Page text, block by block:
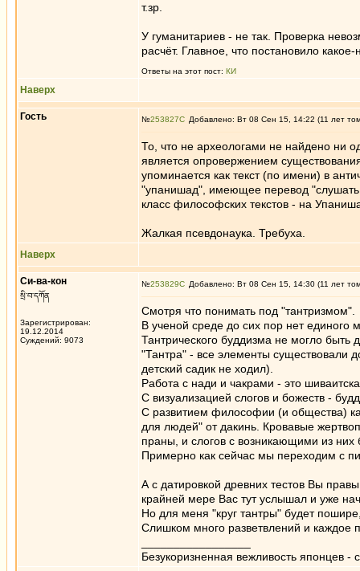
т.зр.
У гуманитариев - не так. Проверка
расчёт. Главное, что постановило
Ответы на этот пост: КИ
Наверх
Гость №253827 Добавлено: Вт 08 Сен 15, 14:22 (11 лет
То, что не археологами не найдено ни
является опровержением
упоминается как текст (по имени) в
"упанишад", имеющее перевод "слушать
класс философских текстов - на
Жалкая псевдонаука. Требуха.
Наверх
Си-ва-кон
སྲི་བ་དཀོན
Зарегистрирован:
19.12.2014
Суждений: 9073
№253829 Добавлено: Вт 08 Сен 15, 14:30 (11 лет
Смотря что понимать под "тантризмом".
В ученой среде до сих пор нет единого
Тантрического буддизма не могло быть
"Тантра" - все элементы существовали
детский садик не ходил).
Работа с нади и чакрами - это
С визуализацией слогов и божеств -
С развитием философии (и общества)
для людей" от дакинь. Кровавые
праны, и слогов с возникающими из них
Примерно как сейчас мы переходим с
А с датировкой древних тестов Вы
крайней мере Вас тут услышал и уже
Но для меня "круг тантры" будет
Слишком много разветвлений и каждое
Безукоризненная вежливость японцев -